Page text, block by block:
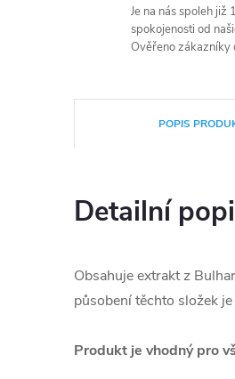
Je na nás spoleh již
spokojenosti od
Ověřeno zákazníky
POPIS
Detailní
Obsahuje extrakt z
působení těchto složek
Produkt je vhodný pro